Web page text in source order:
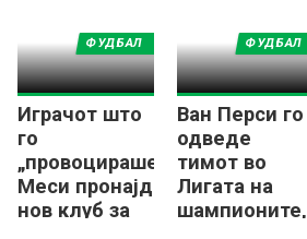
Играчот што
го
„провоцираше“
Меси пронајде
нов клуб за
ФУДБАЛ
Ван Перси го
одведе
тимот во
Лигата на
шампионите,
ФУДБАЛ